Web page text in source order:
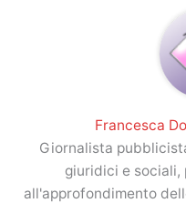
Francesca
Giornalista
giuridici e
all'approfondimento